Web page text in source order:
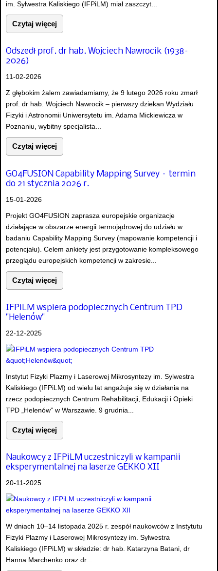
im. Sylwestra Kaliskiego (IFPiLM) miał zaszczyt...
Czytaj więcej
Odszedł prof. dr hab. Wojciech Nawrocik (1938–
2026)
11-02-2026
Z głębokim żalem zawiadamiamy, że 9 lutego 2026 roku zmarł
prof. dr hab. Wojciech Nawrocik – pierwszy dziekan Wydziału
Fizyki i Astronomii Uniwersytetu im. Adama Mickiewicza w
Poznaniu, wybitny specjalista...
Czytaj więcej
GO4FUSION Capability Mapping Survey – termin
do 21 stycznia 2026 r.
15-01-2026
Projekt GO4FUSION zaprasza europejskie organizacje
działające w obszarze energii termojądrowej do udziału w
badaniu Capability Mapping Survey (mapowanie kompetencji i
potencjału). Celem ankiety jest przygotowanie kompleksowego
przeglądu europejskich kompetencji w zakresie...
Czytaj więcej
IFPiLM wspiera podopiecznych Centrum TPD
"Helenów"
22-12-2025
Instytut Fizyki Plazmy i Laserowej Mikrosyntezy im. Sylwestra
Kaliskiego (IFPiLM) od wielu lat angażuje się w działania na
rzecz podopiecznych Centrum Rehabilitacji, Edukacji i Opieki
TPD „Helenów” w Warszawie. 9 grudnia...
Czytaj więcej
Naukowcy z IFPiLM uczestniczyli w kampanii
eksperymentalnej na laserze GEKKO XII
20-11-2025
W dniach 10–14 listopada 2025 r. zespół naukowców z Instytutu
Fizyki Plazmy i Laserowej Mikrosyntezy im. Sylwestra
Kaliskiego (IFPiLM) w składzie: dr hab. Katarzyna Batani, dr
Hanna Marchenko oraz dr...